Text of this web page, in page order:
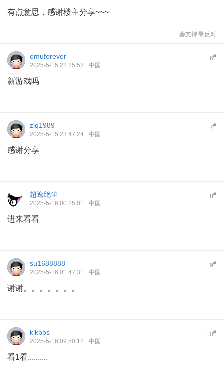
有点意思，感谢楼主分享~~~
支持 反对
6#
emuforever
2025-5-15 22:25:53 中国
新游戏吗
7#
zlq1989
2025-5-15 23:47:24 中国
感谢分享
8#
超逸绝尘
2025-5-16 00:25:01 中国
进来看看
9#
su1688888
2025-5-16 01:47:31 中国
谢谢。。。。。。。
10#
klkbbs
2025-5-16 09:50:12 中国
看1看..........